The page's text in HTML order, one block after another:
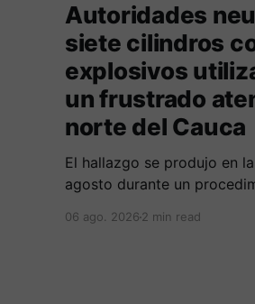
Autoridades
siete cilindros
explosivos
un frustrado
norte del Cauca
El hallazgo se produjo en
agosto durante un
peaje de Villa Rica.
06 ago. 2026 2 min read